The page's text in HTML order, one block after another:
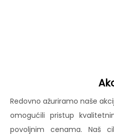
Redovno ažuriramo naše
omogućili pristup
povoljnim cenama. Naš